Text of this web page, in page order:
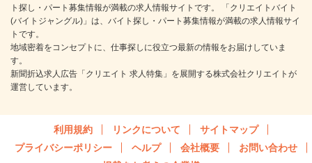
ト探し・パート募集情報が満載の求人情報サイトです。 「クリエイトバイト
(バイトジャングル)」は、バイト探し・パート募集情報が満載の求人情報サイ
トです。
地域密着をコンセプトに、仕事探しに役立つ最新の情報をお届けしていま
す。
新聞折込求人広告「クリエイト 求人特集」を展開する株式会社クリエイトが
運営しています。
利用規約 リンクについて
サイトマップ
プライバシーポリシー
ヘルプ 会社概要
お問い合わせ